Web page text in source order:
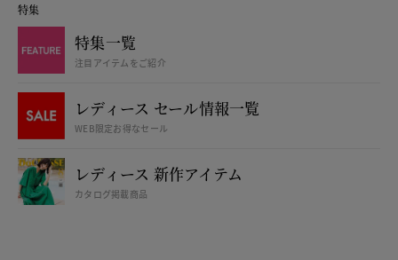
特集
特集一覧
注目アイテムをご紹介
レディース セール情報一覧
WEB限定お得なセール
レディース 新作アイテム
カタログ掲載商品